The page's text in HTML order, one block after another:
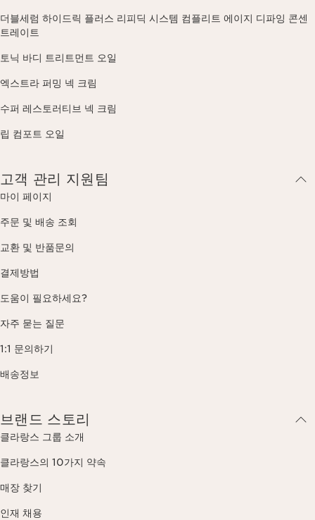
더블세럼 하이드릭 플러스 리피딕 시스템 컴플리트 에이지 디파잉 콘센
트레이트
토닉 바디 트리트먼트 오일
엑스트라 퍼밍 넥 크림
수퍼 레스토러티브 넥 크림
립 컴포트 오일
고객 관리 지원팀
마이 페이지
주문 및 배송 조회
교환 및 반품문의
결제방법
도움이 필요하세요?
자주 묻는 질문
1:1 문의하기
배송정보
브랜드 스토리
클라랑스 그룹 소개
클라랑스의 10가지 약속
매장 찾기
인재 채용